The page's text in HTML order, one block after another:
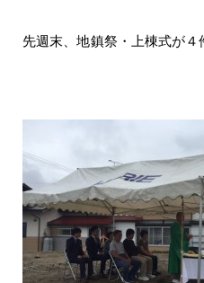
先週末、地鎮祭・上棟式が４